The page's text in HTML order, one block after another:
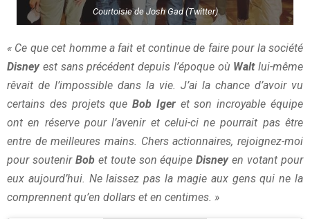
Courtoisie de Josh Gad (Twitter)
« Ce que cet homme a fait et continue de faire pour la société
Disneyest sans précédent depuis l’époque où Waltlui-même
rêvait de l’impossible dans la vie. J’ai la chance d’avoir vu
certains des projets queBob Igeret son incroyable équipe
ont en réserve pour l’avenir et celui-ci ne pourrait pas être
entre de meilleures mains. Chers actionnaires, rejoignez-moi
pour soutenir Bobet toute son équipeDisneyen votant pour
eux aujourd’hui. Ne laissez pas la magie aux gens qui ne la
comprennent qu’en dollars et en centimes. »